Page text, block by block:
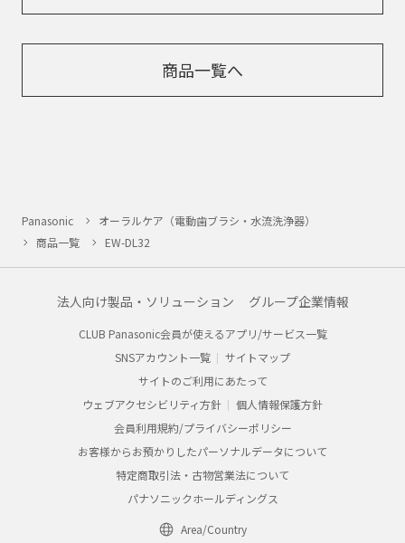
商品一覧へ
Panasonic
オーラルケア（電動歯ブラシ・水流洗浄器）
商品一覧
EW-DL32
法人向け製品・ソリューション グループ企業情報
CLUB Panasonic会員が使えるアプリ/サービス一覧
SNSアカウント一覧
サイトマップ
サイトのご利用にあたって
ウェブアクセシビリティ方針
個人情報保護方針
会員利用規約/プライバシーポリシー
お客様からお預かりしたパーソナルデータについて
特定商取引法・古物営業法について
パナソニックホールディングス
Area/Country